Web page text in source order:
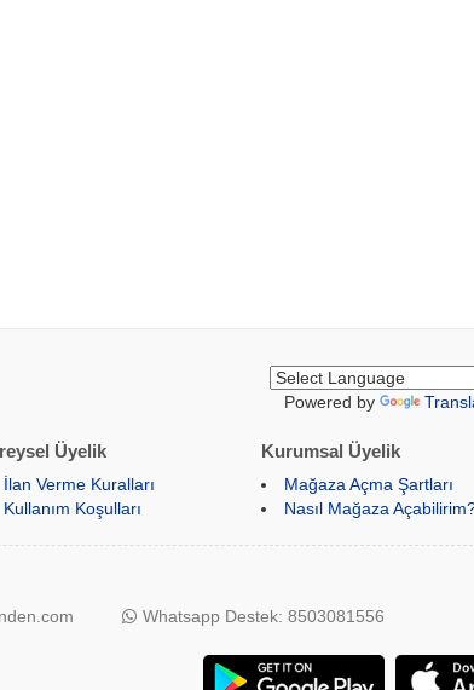
Powered by
Üyelik
İlan Verme Kuralları
Kullanım Koşulları
Kurumsal Üyelik
Mağaza Açma Şartları
Nasıl Mağaza
Whatsapp Destek: 8503081556